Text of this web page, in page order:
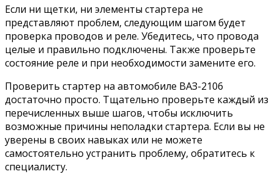
Если ни щетки, ни элементы стартера не
представляют проблем, следующим шагом будет
проверка проводов и реле. Убедитесь, что провода
целые и правильно подключены. Также проверьте
состояние реле и при необходимости замените его.
Проверить стартер на автомобиле ВАЗ-2106
достаточно просто. Тщательно проверьте каждый из
перечисленных выше шагов, чтобы исключить
возможные причины неполадки стартера. Если вы не
уверены в своих навыках или не можете
самостоятельно устранить проблему, обратитесь к
специалисту.